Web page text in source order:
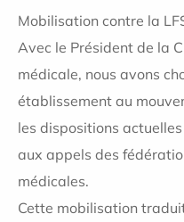
Mobilisation contre la
Avec le Président de la
médicale, nous avons
établissement au
les dispositions
aux appels des
médicales.
Cette mobilisation